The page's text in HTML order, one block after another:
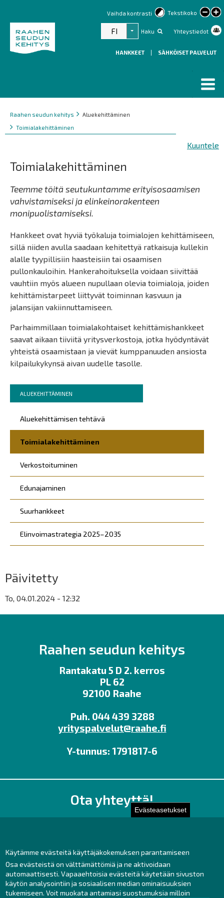
Evästeasetukset
Käytämme evästeitä käyttäjäkokemuksen parantamiseen
Osa evästeistä on välttämättömiä ja ne aktivoidaan
automaattisesti. Vapaaehtoisia evästeitä käytetään sivuston
käytön analysointiin ja sosiaalisen median ominaisuuksien
tukemiseen. Voit muokata antamiasi suostumuksia milloin
Tekstikoko
text
Vaihda kontrasti
Haku Yhteystiedot
FI Listaa lisätoiminnot
HANKKEET | SÄHKÖISET PALVELUT
Murupolku
You
are
here:
Raahen seudun kehitys
Aluekehittäminen
Toimialakehittäminen
Kuuntele
Murupolku
You
are
here:
ALUEKEHITTÄMINEN
Päävalikko
Aluekehittämisen tehtävä
Toimialakehittäminen
Verkostoituminen
Edunajaminen
Suurhankkeet
Elinvoimastrategia 2025–2035
Toimialakehittäminen
Teemme töitä seutukuntamme erityisosaamisen
vahvistamiseksi ja elinkeinorakenteen
monipuolistamiseksi.
Hankkeet ovat hyviä työkaluja toimialojen kehittämiseen,
sillä niiden avulla saadaan kehitettyä ratkaisuja kullekin
alalle tyypillisiin haasteisiin tai osaamisen
pullonkauloihin. Hankerahoituksella voidaan siivittää
vauhtiin myös alueen nupullaan olevia toimialoja, joiden
kehittämistarpeet liittyvät toiminnan kasvuun ja
jalansijan vakiinnuttamiseen.
Parhaimmillaan toimialakohtaiset kehittämishankkeet
saavat aikaan tiiviitä yritysverkostoja, jotka hyödyntävät
yhteistä osaamistaan ja vievät kumppanuuden ansiosta
kilpailukykynsä aivan uudelle tasolle.
Päivitetty
To, 04.01.2024 - 12:32
Raahen seudun kehitys
Rantakatu 5 D 2. kerros
PL 62
92100 Raahe
Puh. 044 439 3288
yrityspalvelut@raahe.fi
Y-tunnus: 1791817-6
Ota yhteyttä!
Toimisto
Facebook
Instagram
LinkedIn